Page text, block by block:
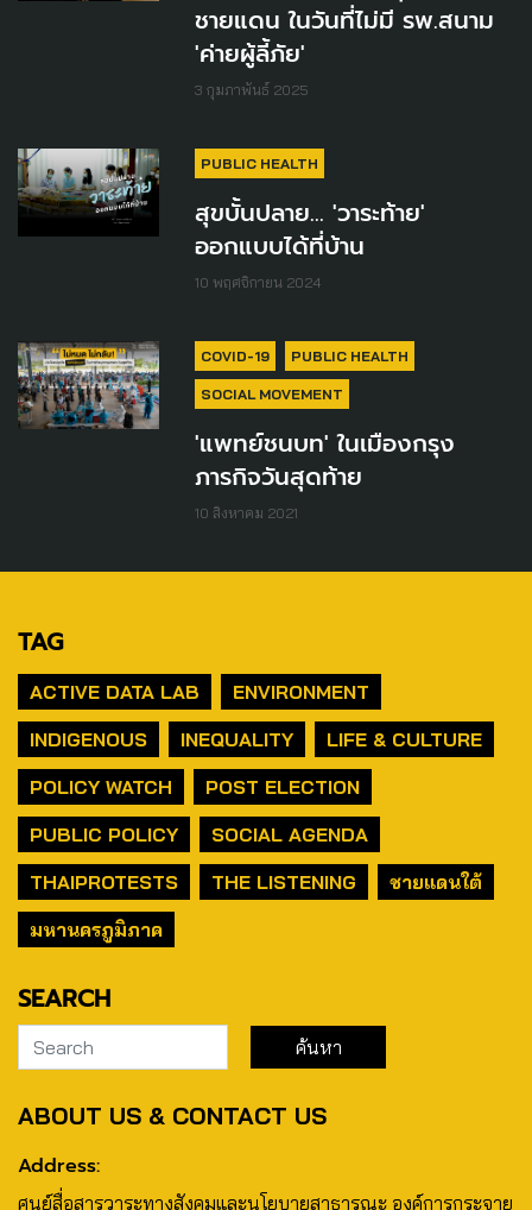
ชายแดน ในวันที่ไม่มี รพ.สนาม
'ค่ายผู้ลี้ภัย'
3 กุมภาพันธ์ 2025
PUBLIC HEALTH
สุขบั้นปลาย... 'วาระท้าย'
ออกแบบได้ที่บ้าน
10 พฤศจิกายน 2024
COVID-19 PUBLIC HEALTH
SOCIAL MOVEMENT
'แพทย์ชนบท' ในเมืองกรุง
ภารกิจวันสุดท้าย
10 สิงหาคม 2021
TAG
ACTIVE DATA LAB
ENVIRONMENT
INDIGENOUS
INEQUALITY
LIFE & CULTURE
POLICY WATCH
POST ELECTION
PUBLIC POLICY
SOCIAL AGENDA
THAIPROTESTS
THE LISTENING
ชายแดนใต้
มหานครภูมิภาค
SEARCH
ABOUT US & CONTACT US
Address:
ศูนย์สื่อสารวาระทางสังคมและนโยบายสาธารณะ องค์การกระจาย